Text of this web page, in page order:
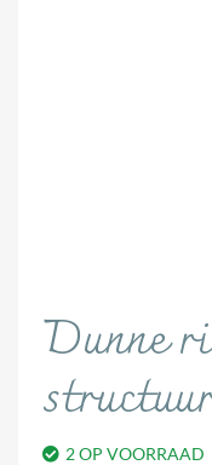
Dunne
2 OP VOORRAAD